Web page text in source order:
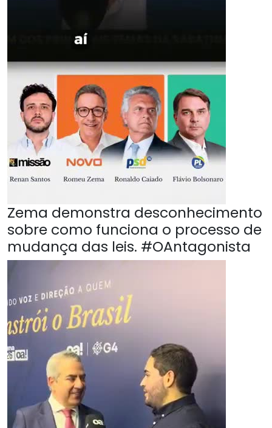
Zema demonstra desconhecimento
sobre como funciona o processo de
mudança das leis. #OAntagonista